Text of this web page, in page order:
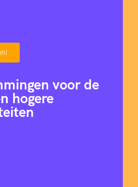
voor de
hogere